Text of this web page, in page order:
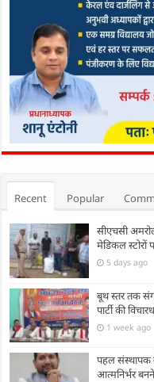
Recent Popular
सीएचसी
मेडिकल स्टोरों
5 days ago
बूथ स्तर तक
पार्टी की
1 week ago
पहल संस्थापक
आत्मनिर्भर